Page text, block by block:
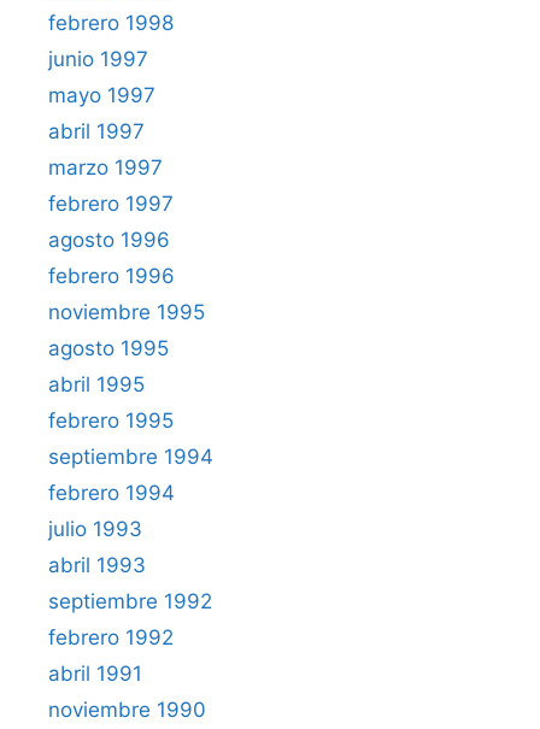
febrero 1998
junio 1997
mayo 1997
abril 1997
marzo 1997
febrero 1997
agosto 1996
febrero 1996
noviembre 1995
agosto 1995
abril 1995
febrero 1995
septiembre 1994
febrero 1994
julio 1993
abril 1993
septiembre 1992
febrero 1992
abril 1991
noviembre 1990